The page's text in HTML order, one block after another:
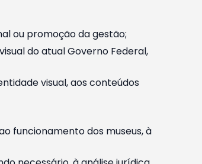
ou promoção da gestão;
do atual Governo Federal,
visual, aos conteúdos
funcionamento dos museus, à